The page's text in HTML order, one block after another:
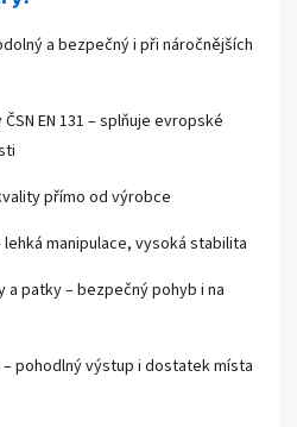
a bezpečný i při náročnějších
EN 131 – splňuje evropské
přímo od výrobce
manipulace, vysoká stabilita
a patky – bezpečný pohyb i na
– pohodlný výstup i dostatek místa